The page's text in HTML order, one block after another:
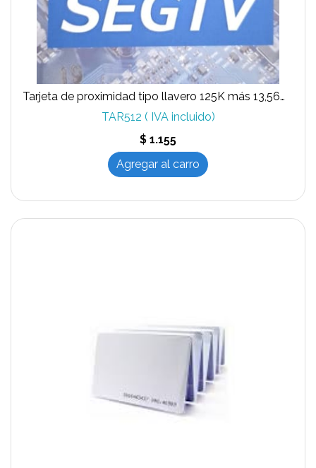
Tarjeta de proximidad tipo llavero 125K más 13,56Mhz
TAR512 ( IVA incluido)
$ 1.155
Agregar al carro